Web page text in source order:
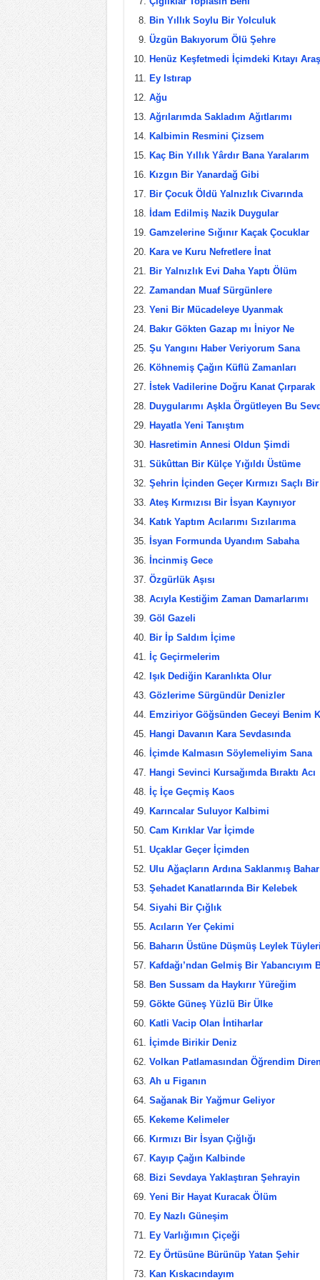
Bin Yıllık Soylu Bir Yolculuk
Üzgün Bakıyorum Ölü Şehre
Henüz Keşfetmedi İçimdeki Kıtayı
Ey Istırap
Ağu
Ağrılarımda Sakladım Ağıtlarımı
Kalbimin Resmini Çizsem
Kaç Bin Yıllık Yârdır Bana Yaralarım
Kızgın Bir Yanardağ Gibi
Bir Çocuk Öldü Yalnızlık Civarında
İdam Edilmiş Nazik Duygular
Gamzelerine Sığınır Kaçak Çocuklar
Kara ve Kuru Nefretlere İnat
Bir Yalnızlık Evi Daha Yaptı Ölüm
Zamandan Muaf Sürgünlere
Yeni Bir Mücadeleye Uyanmak
Bakır Gökten Gazap mı İniyor Ne
Şu Yangını Haber Veriyorum Sana
Köhnemiş Çağın Küflü Zamanları
İstek Vadilerine Doğru Kanat Çırparak
Duygularımı Aşkla Örgütleyen Bu
Hayatla Yeni Tanıştım
Hasretimin Annesi Oldun Şimdi
Sükûttan Bir Külçe Yığıldı Üstüme
Şehrin İçinden Geçer Kırmızı Saçlı
Ateş Kırmızısı Bir İsyan Kaynıyor
Katık Yaptım Acılarımı Sızılarıma
İsyan Formunda Uyandım Sabaha
İncinmiş Gece
Özgürlük Aşısı
Acıyla Kestiğim Zaman Damarlarımı
Göl Gazeli
Bir İp Saldım İçime
İç Geçirmelerim
Işık Dediğin Karanlıkta Olur
Gözlerime Sürgündür Denizler
Emziriyor Göğsünden Geceyi Benim
Hangi Davanın Kara Sevdasında
İçimde Kalmasın Söylemeliyim Sana
Hangi Sevinci Kursağımda Bıraktı Acı
İç İçe Geçmiş Kaos
Karıncalar Suluyor Kalbimi
Cam Kırıklar Var İçimde
Uçaklar Geçer İçimden
Ulu Ağaçların Ardına Saklanmış Bahar
Şehadet Kanatlarında Bir Kelebek
Siyahi Bir Çığlık
Acıların Yer Çekimi
Baharın Üstüne Düşmüş Leylek Tüyleri
Kafdağı’ndan Gelmiş Bir Yabancıyım
Ben Sussam da Haykırır Yüreğim
Gökte Güneş Yüzlü Bir Ülke
Katli Vacip Olan İntiharlar
İçimde Birikir Deniz
Volkan Patlamasından Öğrendim
Ah u Figanın
Sağanak Bir Yağmur Geliyor
Kekeme Kelimeler
Kırmızı Bir İsyan Çığlığı
Kayıp Çağın Kalbinde
Bizi Sevdaya Yaklaştıran Şehrayin
Yeni Bir Hayat Kuracak Ölüm
Ey Nazlı Güneşim
Ey Varlığımın Çiçeği
Ey Örtüsüne Bürünüp Yatan Şehir
Kan Kıskacındayım